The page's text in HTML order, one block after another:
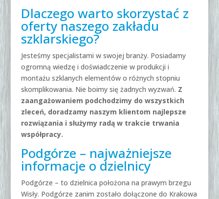
Dlaczego warto skorzystać z
oferty naszego zakładu
szklarskiego?
Jesteśmy specjalistami w swojej branży. Posiadamy
ogromną wiedzę i doświadczenie w produkcji i
montażu szklanych elementów o różnych stopniu
skomplikowania. Nie boimy się żadnych wyzwań. Z
zaangażowaniem podchodzimy do wszystkich
zleceń, doradzamy naszym klientom najlepsze
rozwiązania i służymy radą w trakcie trwania
współpracy.
Podgórze – najważniejsze
informacje o dzielnicy
Podgórze – to dzielnica położona na prawym brzegu
Wisły. Podgórze zanim zostało dołączone do Krakowa